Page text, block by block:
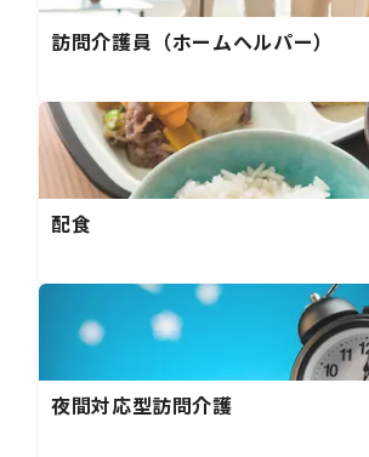
訪問介護員（ホームヘルパー）
配食
夜間対応型訪問介護